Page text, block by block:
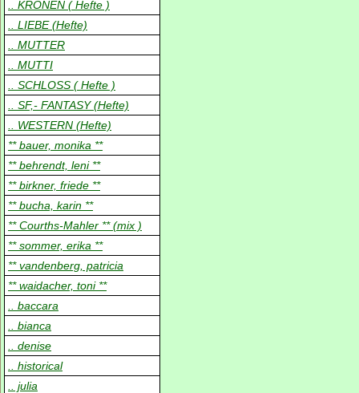
.. KRONEN ( Hefte )
.. LIEBE (Hefte)
.. MUTTER
.. MUTTI
.. SCHLOSS ( Hefte )
.. SF,- FANTASY (Hefte)
.. WESTERN (Hefte)
** bauer, monika **
** behrendt, leni **
** birkner, friede **
** bucha, karin **
** Courths-Mahler ** (mix )
** sommer, erika **
** vandenberg, patricia
** waidacher, toni **
.. baccara
.. bianca
.. denise
.. historical
.. julia